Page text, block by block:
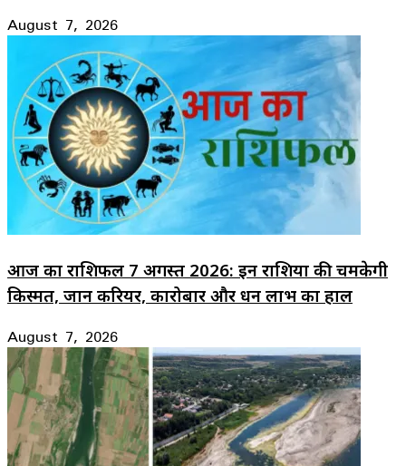
August 7, 2026
आज का राशिफल 7 अगस्त 2026: इन राशियों की चमकेगी
किस्मत, जानें करियर, कारोबार और धन लाभ का हाल
August 7, 2026